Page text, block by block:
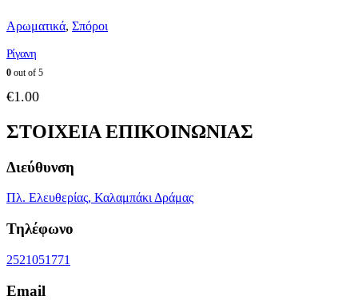
Αρωματικά, Σπόροι
Ρίγανη
0 out of 5
€1.00
ΣΤΟΙΧΕΙΑ ΕΠΙΚΟΙΝΩΝΙΑΣ
Διεύθυνση
Πλ. Ελευθερίας, Καλαμπάκι Δράμας
Τηλέφωνο
2521051771
Email